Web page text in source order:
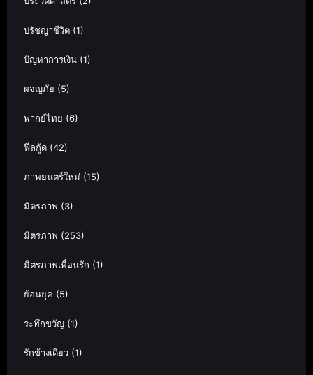
ปรัชญาชีวิต (1)
ปัญหาการเงิน (1)
ผจญภัย (5)
พากย์ไทย (6)
ฟีลกู้ด (42)
ภาพยนตร์ใหม่ (15)
มิตรภาพ (3)
มิตรภาพ (253)
มิตรภาพเพื่อนรัก (1)
ย้อนยุค (5)
ระทึกขวัญ (1)
รักข้างเดียว (1)